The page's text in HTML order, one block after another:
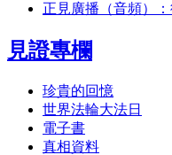
正見廣播（音頻）
見證專欄
珍貴的回憶
世界法輪大法日
電子書
真相資料